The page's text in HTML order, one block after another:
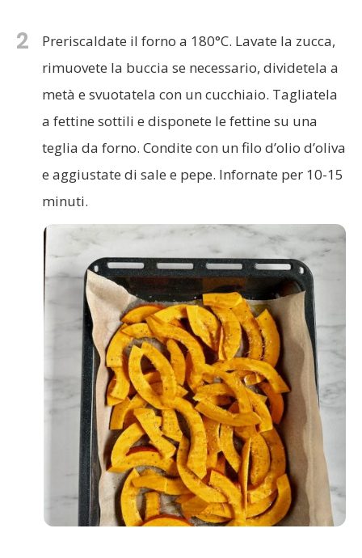
2
Preriscaldate il forno a 180°C. Lavate la zucca,
rimuovete la buccia se necessario, dividetela a
metà e svuotatela con un cucchiaio. Tagliatela
a fettine sottili e disponete le fettine su una
teglia da forno. Condite con un filo d’olio d’oliva
e aggiustate di sale e pepe. Infornate per 10-15
minuti.